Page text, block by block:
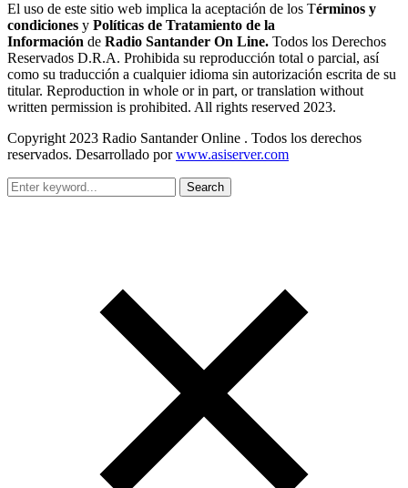
El uso de este sitio web implica la aceptación de los Términos y
condiciones y Políticas de Tratamiento de la
Información de Radio Santander On Line. Todos los Derechos
Reservados D.R.A. Prohibida su reproducción total o parcial, así
como su traducción a cualquier idioma sin autorización escrita de su
titular. Reproduction in whole or in part, or translation without
written permission is prohibited. All rights reserved 2023.
Copyright 2023 Radio Santander Online . Todos los derechos
reservados. Desarrollado porwww.asiserver.com
Search